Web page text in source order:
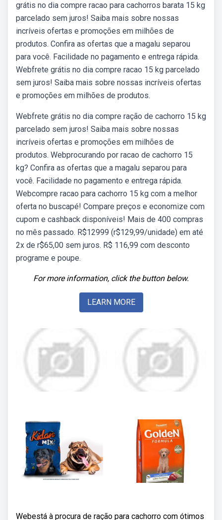
grátis no dia compre racao para cachorros barata 15 kg
parcelado sem juros! Saiba mais sobre nossas
incríveis ofertas e promoções em milhões de
produtos. Confira as ofertas que a magalu separou
para você. Facilidade no pagamento e entrega rápida.
Webfrete grátis no dia compre racao 15 kg parcelado
sem juros! Saiba mais sobre nossas incríveis ofertas
e promoções em milhões de produtos.
Webfrete grátis no dia compre ração de cachorro 15 kg
parcelado sem juros! Saiba mais sobre nossas
incríveis ofertas e promoções em milhões de
produtos. Webprocurando por racao de cachorro 15
kg? Confira as ofertas que a magalu separou para
você. Facilidade no pagamento e entrega rápida.
Webcompre racao para cachorro 15 kg com a melhor
oferta no buscapé! Compare preços e economize com
cupom e cashback disponíveis! Mais de 400 compras
no mês passado. R$12999 (r$129,99/unidade) em até
2x de r$65,00 sem juros. R$ 116,99 com desconto
programe e poupe.
For more information, click the button below.
LEARN MORE
Webestá à procura de ração para cachorro com ótimos